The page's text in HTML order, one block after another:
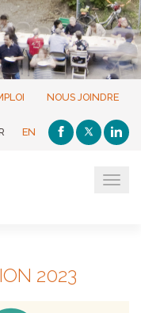
NOUS JOINDRE
EN
2023